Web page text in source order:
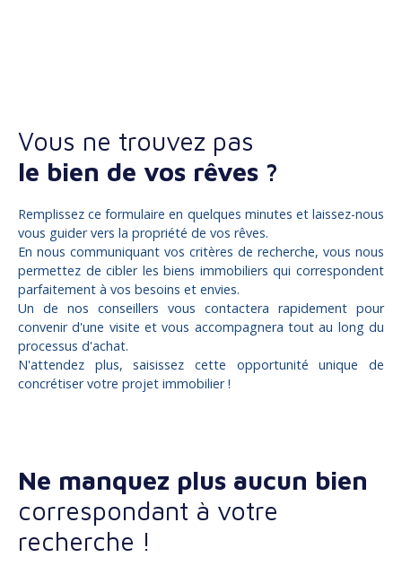
Vous ne trouvez pas
le bien de vos rêves ?
Remplissez ce formulaire en quelques minutes et laissez-nous
vous guider vers la propriété de vos rêves.
En nous communiquant vos critères de recherche, vous nous
permettez de cibler les biens immobiliers qui correspondent
parfaitement à vos besoins et envies.
Un de nos conseillers vous contactera rapidement pour
convenir d'une visite et vous accompagnera tout au long du
processus d'achat.
N'attendez plus, saisissez cette opportunité unique de
concrétiser votre projet immobilier !
Ne manquez plus aucun bien
correspondant à votre
recherche !